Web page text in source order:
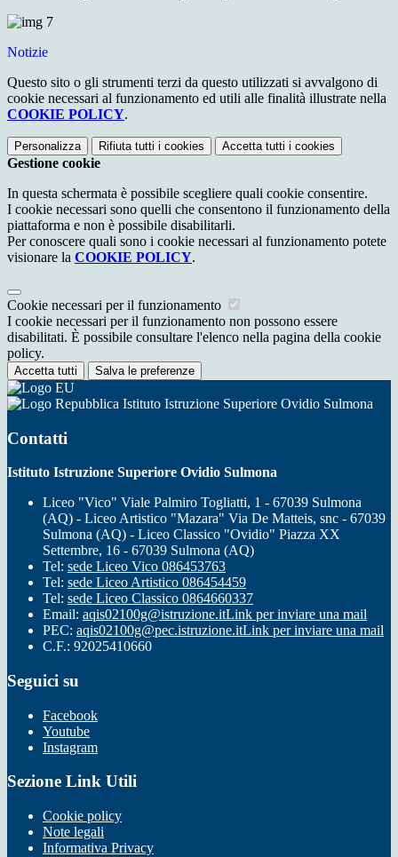
Notizie
Questo sito o gli strumenti terzi da questo utilizzati si avvalgono di
cookie necessari al funzionamento ed utili alle finalità illustrate nella
COOKIE POLICY.
Personalizza Rifiuta tutti i cookies Accetta tutti i cookies
Gestione cookie
In questa schermata è possibile scegliere quali cookie consentire.
I cookie necessari sono quelli che consentono il funzionamento della
piattaforma e non è possibile disabilitarli.
Per conoscere quali sono i cookie necessari al funzionamento potete
visionare la COOKIE POLICY.
Cookie necessari per il funzionamento
I cookie necessari per il funzionamento non possono essere
disabilitati. È possibile consultare l'elenco nella pagina della cookie
policy.
Accetta tutti Salva le preferenze
Istituto Istruzione Superiore Ovidio Sulmona
Contatti
Istituto Istruzione Superiore Ovidio Sulmona
Liceo "Vico" Viale Palmiro Togliatti, 1 - 67039 Sulmona
(AQ) - Liceo Artistico "Mazara" Via De Matteis, snc - 67039
Sulmona (AQ) - Liceo Classico "Ovidio" Piazza XX
Settembre, 16 - 67039 Sulmona (AQ)
Tel: sede Liceo Vico 086453763
Tel: sede Liceo Artistico 086454459
Tel: sede Liceo Classico 0864660337
Email: aqis02100g@istruzione.itLink per inviare una mail
PEC: aqis02100g@pec.istruzione.itLink per inviare una mail
C.F.: 92025410660
Seguici su
Facebook
Youtube
Instagram
Sezione Link Utili
Cookie policy
Note legali
Informativa Privacy